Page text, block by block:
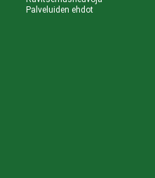
Palveluiden ehdot